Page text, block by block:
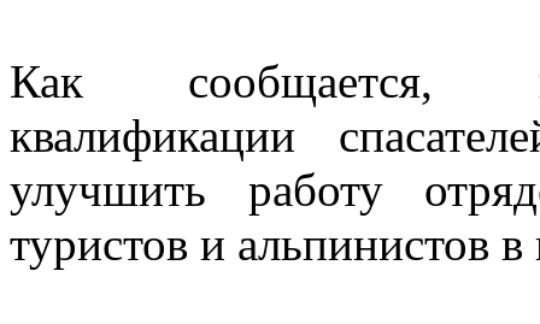
Как сообщается,
квалификации
улучшить работу
туристов и альпинистов